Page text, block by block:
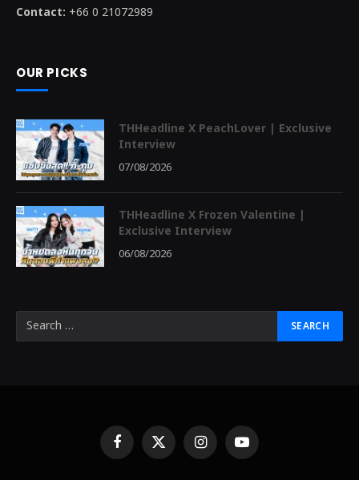
Contact: +66 0 21072989
OUR PICKS
THHeadline X PeachLover | Exclusive
Interview
07/08/2026
THHeadline X Frozen Valentine |
Exclusive Interview
06/08/2026
FacebookX
(Twitter)
InstagramYouTube